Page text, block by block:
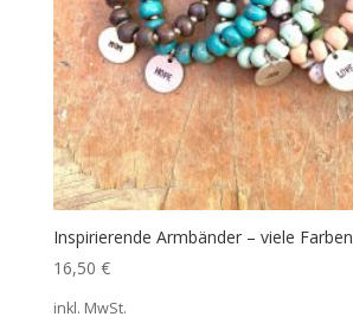
Inspirierende Armbänder – viele Farben
16,50 €
inkl. MwSt.